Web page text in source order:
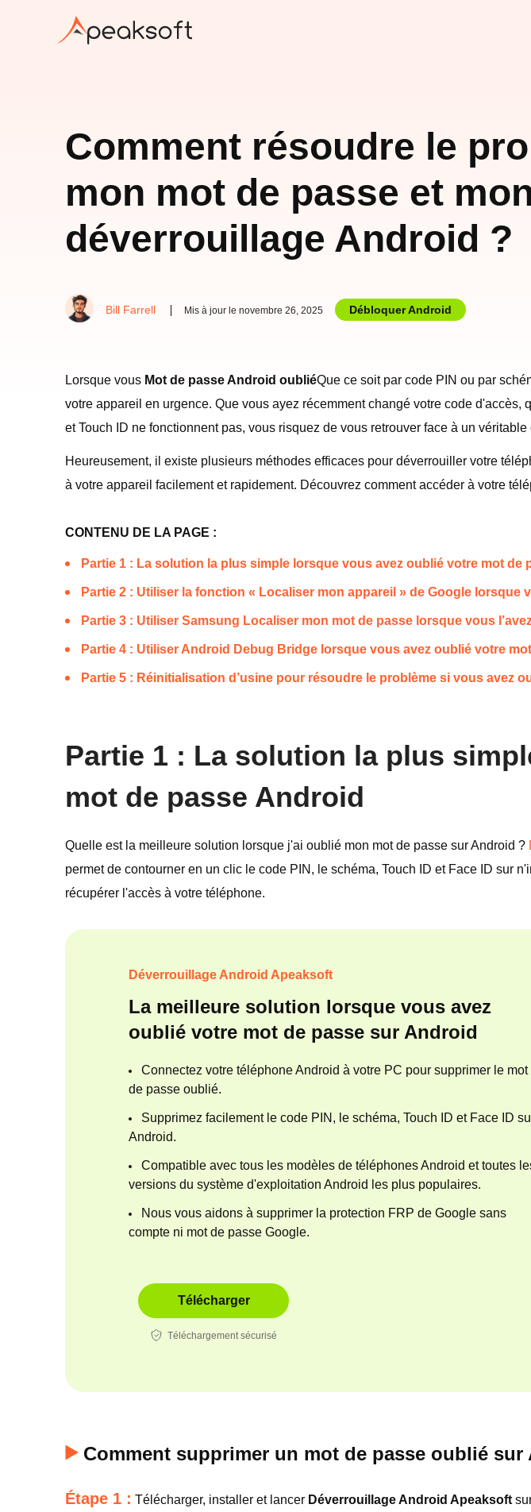
Comment résoudre le
mon mot de passe et
déverrouillage Android ?
Bill Farrell Mis à jour le novembre 26, 2025 Débloquer Android
Lorsque vous Mot de passe Android oubliéQue ce soit par code PIN ou par
votre appareil en urgence. Que vous ayez récemment changé votre code
et Touch ID ne fonctionnent pas, vous risquez de vous retrouver face à un véritable
Heureusement, il existe plusieurs méthodes efficaces pour déverrouiller votre
à votre appareil facilement et rapidement. Découvrez comment accéder à votre
CONTENU DE LA PAGE :
Partie 1 : La solution la plus simple lorsque vous avez oublié votre mot de
Partie 2 : Utiliser la fonction « Localiser mon appareil » de Google lorsque
Partie 3 : Utiliser Samsung Localiser mon mot de passe lorsque vous
Partie 4 : Utiliser Android Debug Bridge lorsque vous avez oublié votre
Partie 5 : Réinitialisation d’usine pour résoudre le problème si vous avez
Partie 1 : La solution la plus
mot de passe Android
Quelle est la meilleure solution lorsque j'ai oublié mon mot de passe sur Android ?
permet de contourner en un clic le code PIN, le schéma, Touch ID et Face ID sur
récupérer l'accès à votre téléphone.
Déverrouillage Android Apeaksoft
La meilleure solution lorsque vous avez
oublié votre mot de passe sur Android
Connectez votre téléphone Android à votre PC pour supprimer le mot
de passe oublié.
Supprimez facilement le code PIN, le schéma, Touch ID et Face ID
Android.
Compatible avec tous les modèles de téléphones Android et toutes
versions du système d'exploitation Android les plus populaires.
Nous vous aidons à supprimer la protection FRP de Google sans
compte ni mot de passe Google.
Télécharger
Téléchargement sécurisé
Comment supprimer un mot de passe oublié sur
Étape 1 : Télécharger, installer et lancer Déverrouillage Android Apeaksoft